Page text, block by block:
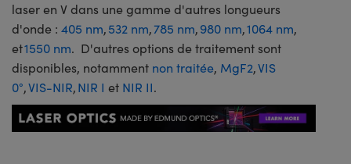
laser en V dans une gamme d'autres longueurs
d'onde : 405 nm,532 nm,785 nm,980 nm,1064 nm,
et1550 nm. D'autres options de traitement sont
disponibles, notamment non traitée, MgF2,VIS
0°,VIS-NIR,NIR I et NIR II.